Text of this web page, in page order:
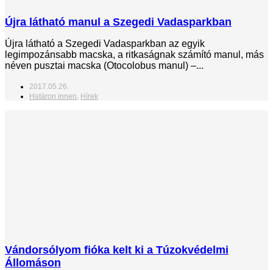
Újra látható manul a Szegedi Vadasparkban
Újra látható a Szegedi Vadasparkban az egyik
legimpozánsabb macska, a ritkaságnak számító manul, más
néven pusztai macska (Otocolobus manul) –...
2017.05.26.
Határon innen, Hírek
Vándorsólyom fióka kelt ki a Túzokvédelmi
Állomáson